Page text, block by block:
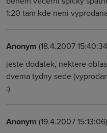
1:20 tam kde neni
Anonym (18.4.2007
jeste dodatek, nektere
dvema tydny sede
:)
Anonym (19.4.2007 15:13:06)